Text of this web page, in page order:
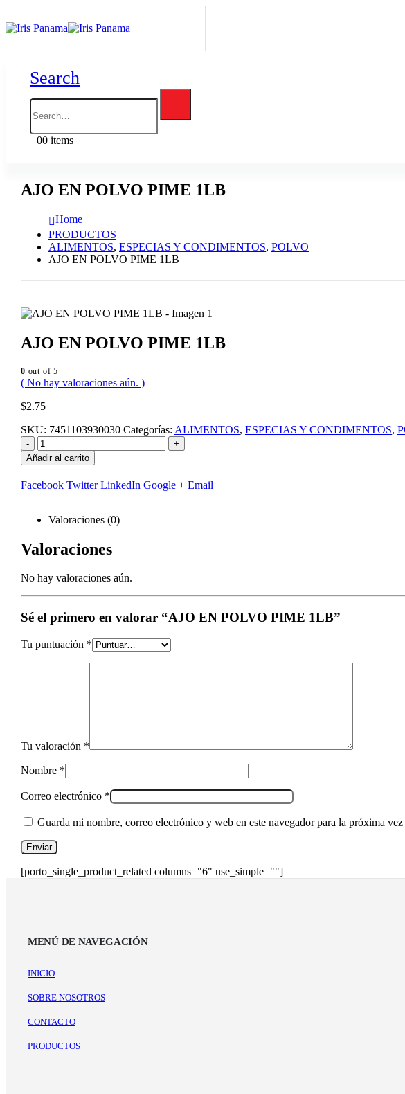
Search
00 items
AJO EN POLVO PIME 1LB
Home
PRODUCTOS
ALIMENTOS, ESPECIAS Y CONDIMENTOS, POLVO
AJO EN POLVO PIME 1LB
AJO EN POLVO PIME 1LB
0 out of 5
( No hay valoraciones aún. )
$2.75
SKU: 7451103930030 Categorías: ALIMENTOS, ESPECIAS Y CONDIMENTOS,
-
+
Añadir al carrito
Facebook Twitter LinkedIn Google + Email
Valoraciones (0)
Valoraciones
No hay valoraciones aún.
Sé el primero en valorar “AJO EN POLVO PIME 1LB”
Tu puntuación *
Tu valoración *
Nombre *
Correo electrónico *
Guarda mi nombre, correo electrónico y web en este navegador para la próxima vez
[porto_single_product_related columns="6" use_simple=""]
MENÚ DE NAVEGACIÓN
INICIO
SOBRE NOSOTROS
CONTACTO
PRODUCTOS